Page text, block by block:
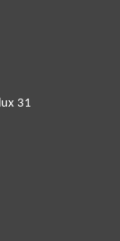
31